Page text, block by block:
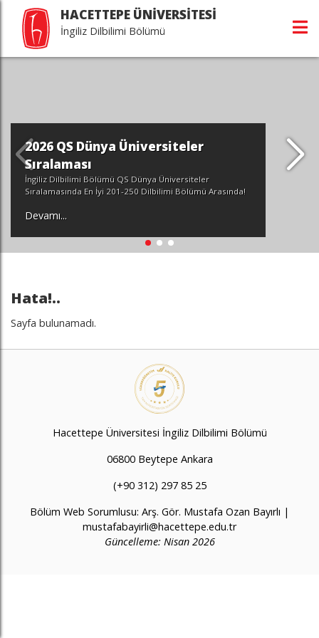
HACETTEPE ÜNİVERSİTESİ
İngiliz Dilbilimi Bölümü
2026 QS Dünya Üniversiteler
Sıralaması
İngiliz Dilbilimi Bölümü QS Dünya Üniversiteler
Sıralamasında En İyi 201-250 Dilbilimi Bölümü Arasında!
Devamı...
Hata!..
Sayfa bulunamadı.
Hacettepe Üniversitesi İngiliz Dilbilimi Bölümü
06800 Beytepe Ankara
(+90 312) 297 85 25
Bölüm Web Sorumlusu: Arş. Gör. Mustafa Ozan Bayırlı |
mustafabayirli@hacettepe.edu.tr
Güncelleme: Nisan 2026